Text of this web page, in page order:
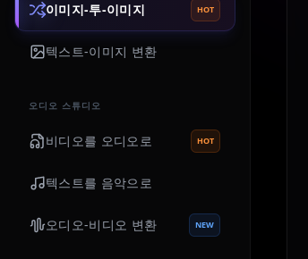
이미지-투-이미지 HOT
텍스트-이미지 변환
오디오 스튜디오
비디오를 오디오로 HOT
텍스트를 음악으로
오디오-비디오 변환 NEW